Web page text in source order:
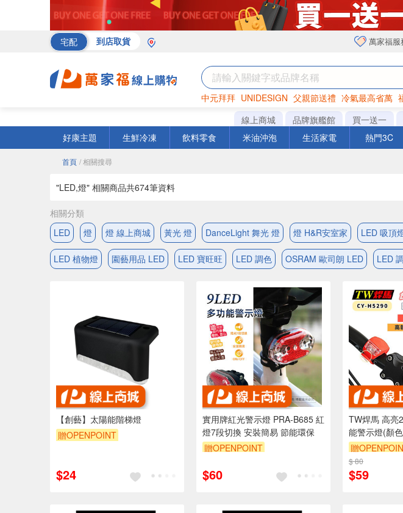
宅配 到店取貨 萬家福服
中元拜拜 UNIDESIGN 父親節送禮 冷氣最高省萬
巧克力 罐頭 衛生紙
線上商城 品牌旗艦館 買一送一
好康主題
生鮮冷凍 飲料零食 米油沖泡 生活家電 熱門3C
首頁 / 相關搜尋
"LED,燈" 相關商品共674筆資料
相關分類
LED
燈 燈 線上商城 黃光 燈 DanceLight 舞光 燈 燈 H&R安室家 LED 吸頂
LED 植物燈 園藝用品 LED LED 寶旺旺 LED 調色 OSRAM 歐司朗 LED LED
【創藝】太陽能階梯燈
贈OPENPOINT
$24
實用牌紅光警示燈 PRA-B685 紅
燈7段切換 安裝簡易 節能環保
贈OPENPOINT
（運費不算在 2000 元的範圍
$60
TW焊馬 高亮
能警示燈(顏
騎安全必備
贈
$ 80
$59